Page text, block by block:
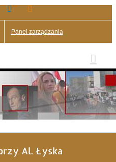
LinkedIn
Panel zarządzania
Al. Łyska